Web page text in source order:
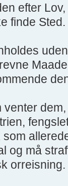
efter
finde Sted.
og må